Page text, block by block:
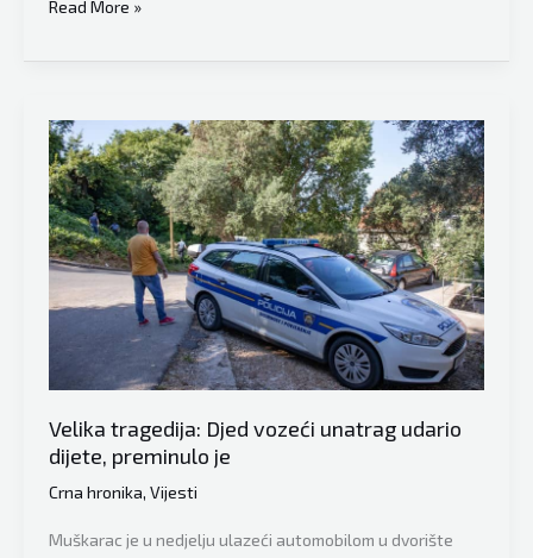
Tragična
u
Stablo
palo
na
kabinu
kamiona,
poginuo
vozač
Read More »
Velika tragedija: Djed vozeći unatrag udario
dijete, preminulo je
Crna hronika, Vijesti
Muškarac je u nedjelju ulazeći automobilom u dvorište